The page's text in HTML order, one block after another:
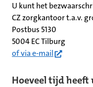
U kunt het
CZ zorgkantoor t.a.v.
Postbus 5130
5004 EC Tilburg
of via e-mail(opent in
Hoeveel tijd heeft